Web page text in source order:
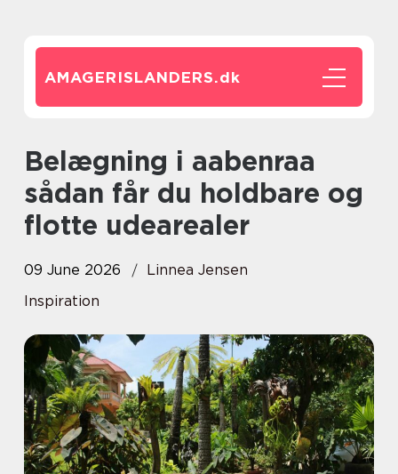
AMAGERISLANDERS.dk
Belægning i aabenraa
sådan får du holdbare og
flotte udearealer
09 June 2026
Linnea Jensen
Inspiration